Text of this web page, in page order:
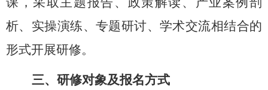
析、实操演练、专题研讨、学术交流相结合的
形式开展研修。
三、研修对象及报名方式